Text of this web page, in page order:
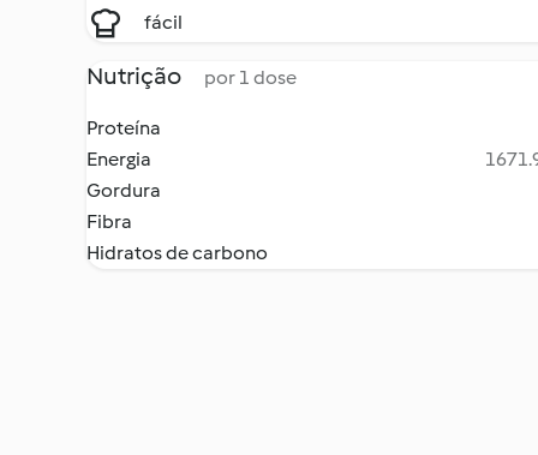
fácil
Nutrição por 1 dose
Proteína
Energia
Gordura
Fibra
Hidratos de carbono